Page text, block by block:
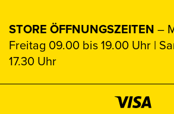
STORE ÖFFNUNGSZEITEN –
Freitag 09.00 bis 19.00 Uhr |
17.30 Uhr